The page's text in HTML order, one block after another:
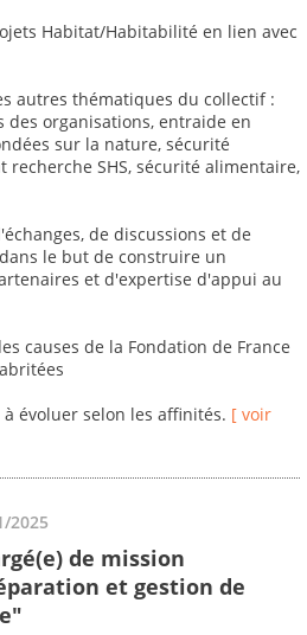
Habitat/Habitabilité en lien avec
autres thématiques du collectif :
des organisations, entraide en
sur la nature, sécurité
SHS, sécurité alimentaire,
de discussions et de
le but de construire un
et d'expertise d'appui au
causes de la Fondation de France
évoluer selon les affinités. [ voir
2025
de mission
et gestion de